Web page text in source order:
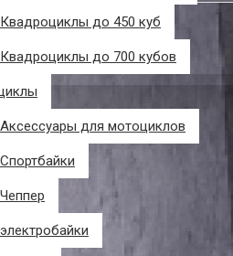
Квадроциклы до 450 куб
Квадроциклы до 700 кубов
Аксессуары для мотоциклов
Спортбайки
Чеппер
электробайки